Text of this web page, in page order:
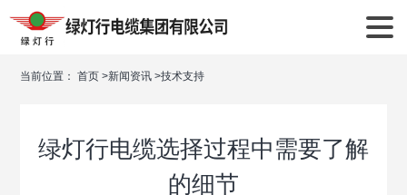
当前位置： 首页 >新闻资讯 >技术支持
绿灯行电缆选择过程中需要了解
的细节